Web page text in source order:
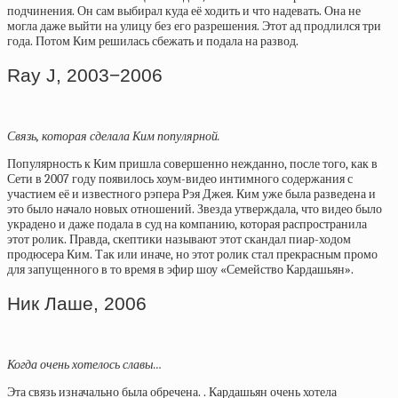
подчинения. Он сам выбирал куда её ходить и что надевать. Она не
могла даже выйти на улицу без его разрешения. Этот ад продлился три
года. Потом Ким решилась сбежать и подала на развод.
Ray J, 2003−2006
Связь, которая сделала Ким популярной.
Популярность к Ким пришла совершенно нежданно, после того, как в
Сети в 2007 году появилось хоум-видео интимного содержания с
участием её и известного рэпера Рэя Джея. Ким уже была разведена и
это было начало новых отношений. Звезда утверждала, что видео было
украдено и даже подала в суд на компанию, которая распространила
этот ролик. Правда, скептики называют этот скандал пиар-ходом
продюсера Ким. Так или иначе, но этот ролик стал прекрасным промо
для запущенного в то время в эфир шоу «Семейство Кардашьян».
Ник Лаше, 2006
Когда очень хотелось славы…
Эта связь изначально была обречена. . Кардашьян очень хотела